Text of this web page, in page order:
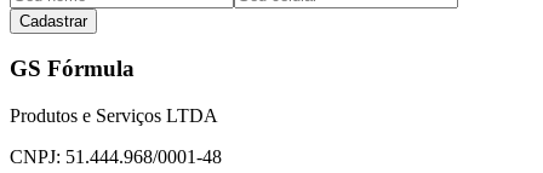
Cadastrar
GS Fórmula
Produtos e Serviços LTDA
CNPJ: 51.444.968/0001-48